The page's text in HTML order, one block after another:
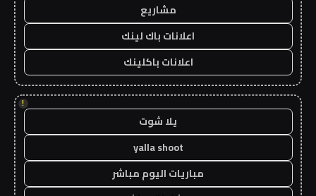
مشاريع
اعلانات باك لينك
اعلانات باكلينك
!
يلا شوت
yalla shoot
مباريات اليوم مباشر